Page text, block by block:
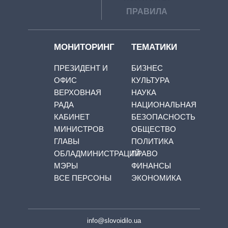
ПРАВИЛА
МОНИТОРИНГ
ПРЕЗИДЕНТ И
ОФИС
ВЕРХОВНАЯ
РАДА
КАБИНЕТ
МИНИСТРОВ
ГЛАВЫ
ОБЛАДМИНИСТРАЦИЙ
МЭРЫ
ВСЕ ПЕРСОНЫ
ТЕМАТИКИ
БИЗНЕС
КУЛЬТУРА
НАУКА
НАЦИОНАЛЬНАЯ
БЕЗОПАСНОСТЬ
ОБЩЕСТВО
ПОЛИТИКА
ПРАВО
ФИНАНСЫ
ЭКОНОМИКА
info@slovoidilo.ua